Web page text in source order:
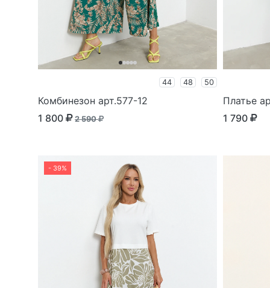
44 48 50
Комбинезон арт.577-12
1 800
2 590
Платье
1 790
- 39%